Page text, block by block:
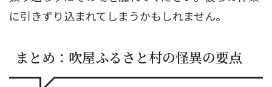
に引きずり込まれてしまうかもしれません。
まとめ：吹屋ふるさと村の怪異の要点